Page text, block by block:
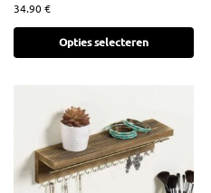
34.90€
Opties selecteren